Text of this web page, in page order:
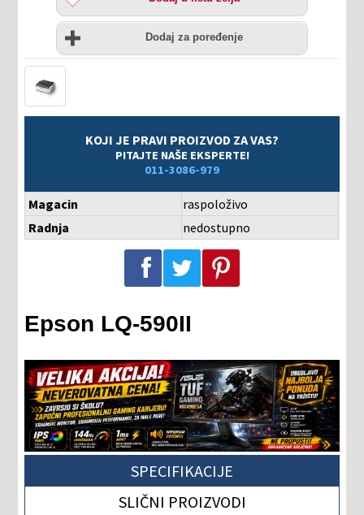
listu
želja
Uporedi
Dodaj za poređenje
KOJI JE PRAVI PROIZVOD ZA VAS?
PITAJTE NAŠE EKSPERTE!
011-3086-979
Magacin
raspoloživo
Radnja
nedostupno
Podeli na Facebook-u Podeli na Twitter-u Podeli na Pinterest-u
Epson LQ-590II
SPECIFIKACIJE
SLIČNI PROIZVODI